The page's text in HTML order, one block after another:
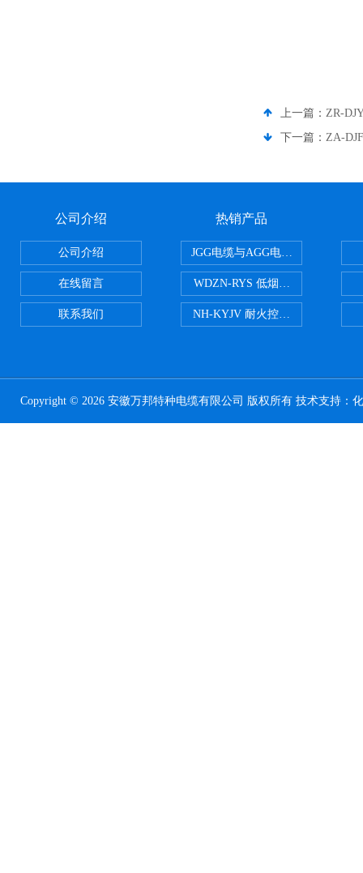
上一篇： ZR-
下一篇： ZA-
公司介绍
公司介绍
在线留言
联系我们
热销产品
JGG电缆与AGG电缆有什么区别
WDZN-RYS 低烟无卤耐火双绞线
NH-KYJV 耐火控制电缆
Copyright © 2026 安徽万邦特种电缆有限公司 版权所有 技术支持：